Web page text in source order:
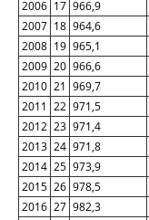
2006 17 966,9
2007 18 964,6
2008 19 965,1
2009 20 966,6
2010 21 969,7
2011 22 971,5
2012 23 971,4
2013 24 971,8
2014 25 973,9
2015 26 978,5
2016 27 982,3